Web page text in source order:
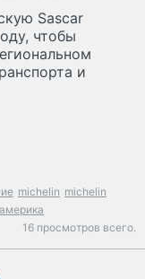
Sascar
чтобы
и
michelin michelin
16 просмотров всего.